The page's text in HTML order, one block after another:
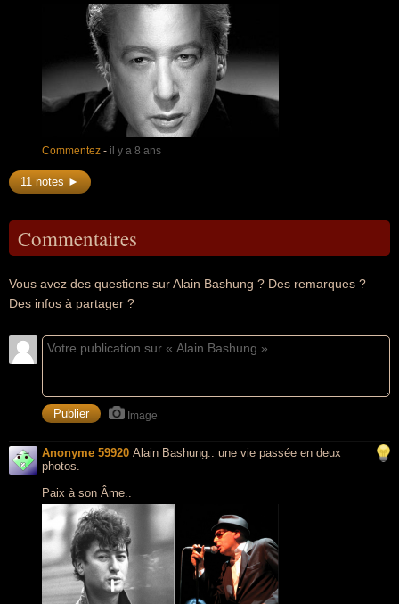
Commentez - il y a 8 ans
11 notes ►
Commentaires
Vous avez des questions sur Alain Bashung ? Des remarques ?
Des infos à partager ?
Image
Anonyme 59920 Alain Bashung.. une vie passée en deux
photos.
Paix à son Âme..